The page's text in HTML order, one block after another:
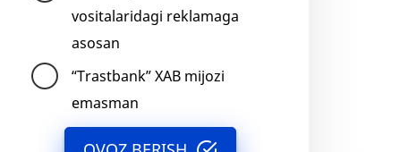
vositalaridagi reklamaga
asosan
“Trastbank” XAB mijozi
emasman